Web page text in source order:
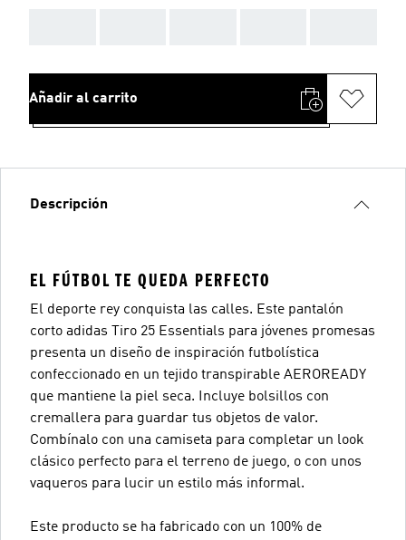
Añadir al carrito
Descripción
EL FÚTBOL TE QUEDA PERFECTO
El deporte rey conquista las calles. Este pantalón
corto adidas Tiro 25 Essentials para jóvenes promesas
presenta un diseño de inspiración futbolística
confeccionado en un tejido transpirable AEROREADY
que mantiene la piel seca. Incluye bolsillos con
cremallera para guardar tus objetos de valor.
Combínalo con una camiseta para completar un look
clásico perfecto para el terreno de juego, o con unos
vaqueros para lucir un estilo más informal.
Este producto se ha fabricado con un 100% de